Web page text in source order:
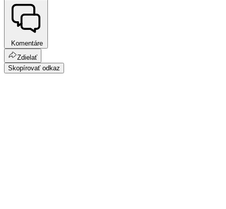
Komentáre
Zdielať
Skopírovať odkaz